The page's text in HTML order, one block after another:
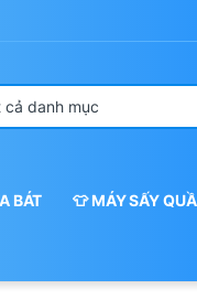
BÁT 👕 MÁY SẤY